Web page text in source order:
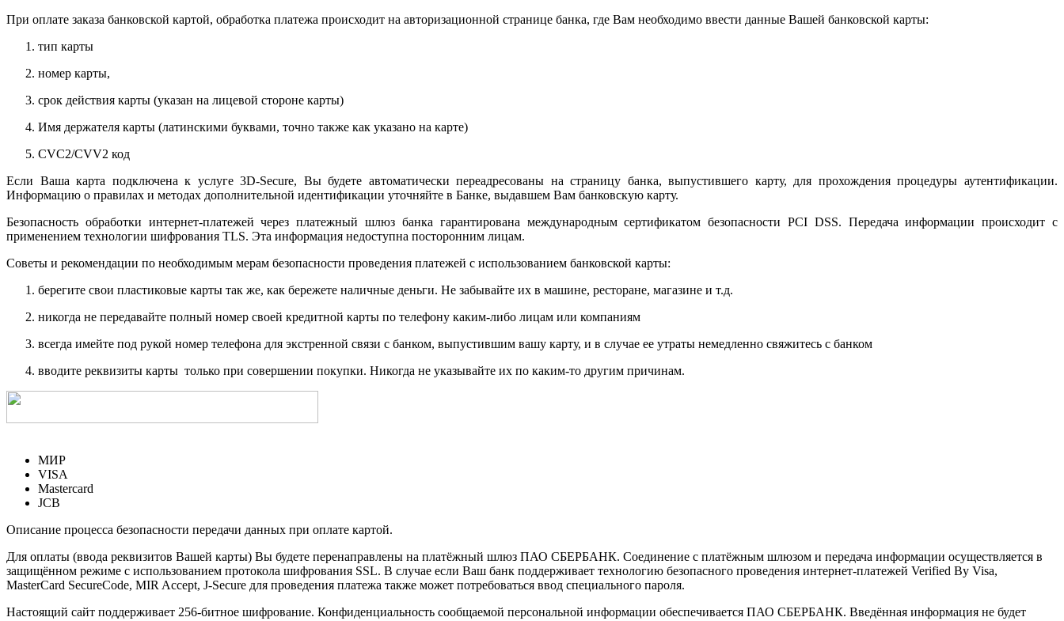
При оплате заказа банковской картой, обработка платежа происходит на авторизационной странице банка, где Вам необходимо ввести данные Вашей банковской карты:
тип карты
номер карты,
срок действия карты (указан на лицевой стороне карты)
Имя держателя карты (латинскими буквами, точно также как указано на карте)
CVC2/CVV2 код
Если Ваша карта подключена к услуге 3D-Secure, Вы будете автоматически переадресованы на страницу банка, выпустившего карту, для прохождения процедуры аутентификации.
Информацию о правилах и методах дополнительной идентификации уточняйте в Банке, выдавшем Вам банковскую карту.
Безопасность обработки интернет-платежей через платежный шлюз банка гарантирована международным сертификатом безопасности PCI DSS. Передача информации происходит с
применением технологии шифрования TLS. Эта информация недоступна посторонним лицам.
Советы и рекомендации по необходимым мерам безопасности проведения платежей с использованием банковской карты:
берегите свои пластиковые карты так же, как бережете наличные деньги. Не забывайте их в машине, ресторане, магазине и т.д.
никогда не передавайте полный номер своей кредитной карты по телефону каким-либо лицам или компаниям
всегда имейте под рукой номер телефона для экстренной связи с банком, выпустившим вашу карту, и в случае ее утраты немедленно свяжитесь с банком
вводите реквизиты карты только при совершении покупки. Никогда не указывайте их по каким-то другим причинам.
МИР
VISA
Mastercard
JCB
Описание процесса безопасности передачи данных при оплате картой.
Для оплаты (ввода реквизитов Вашей карты) Вы будете перенаправлены на платёжный шлюз ПАО СБЕРБАНК. Соединение с платёжным шлюзом и передача информации осуществляется в
защищённом режиме с использованием протокола шифрования SSL. В случае если Ваш банк поддерживает технологию безопасного проведения интернет-платежей Verified By Visa,
MasterCard SecureCode, MIR Accept, J-Secure для проведения платежа также может потребоваться ввод специального пароля.
Настоящий сайт поддерживает 256-битное шифрование. Конфиденциальность сообщаемой персональной информации обеспечивается ПАО СБЕРБАНК. Введённая информация не будет